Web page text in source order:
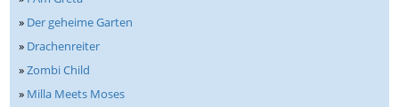
» Der geheime Garten
» Drachenreiter
»Zombi Child
» Milla Meets Moses